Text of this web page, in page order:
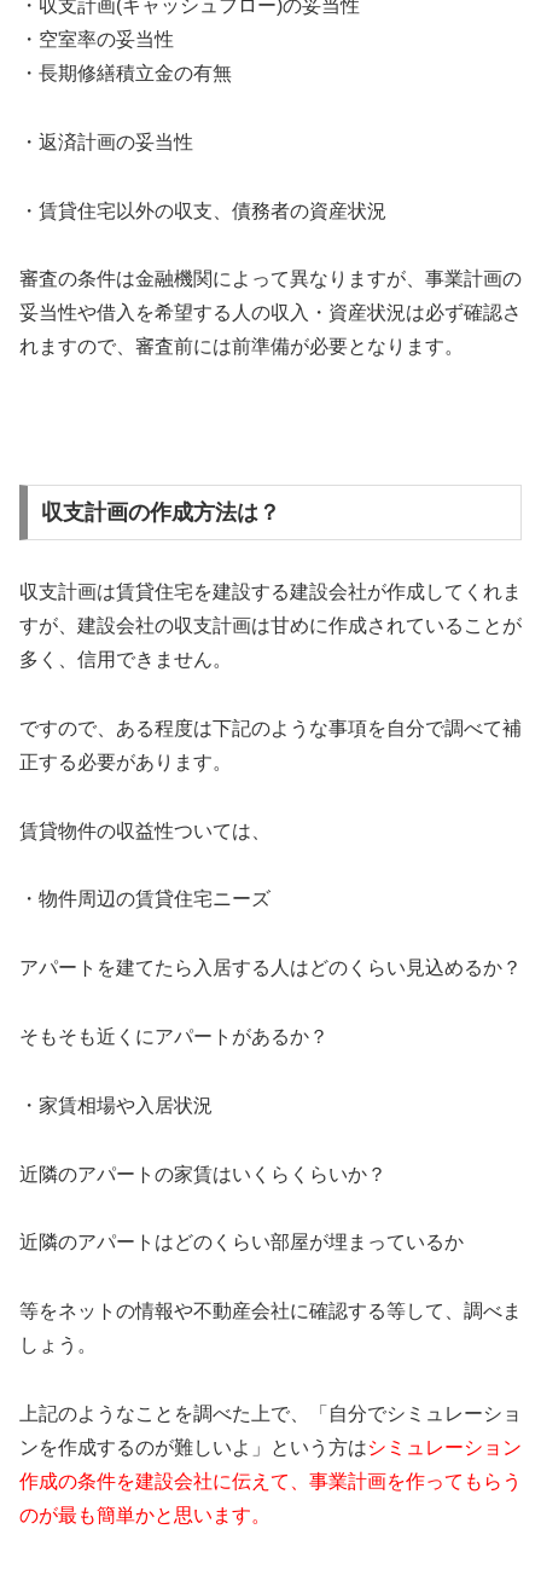
・収支計画(キャッシュフロー)の妥当性
・空室率の妥当性
・長期修繕積立金の有無
・返済計画の妥当性
・賃貸住宅以外の収支、債務者の資産状況
審査の条件は金融機関によって異なりますが、事業計画の
妥当性や借入を希望する人の収入・資産状況は必ず確認さ
れますので、審査前には前準備が必要となります。
収支計画の作成方法は？
収支計画は賃貸住宅を建設する建設会社が作成してくれま
すが、建設会社の収支計画は甘めに作成されていることが
多く、信用できません。
ですので、ある程度は下記のような事項を自分で調べて補
正する必要があります。
賃貸物件の収益性ついては、
・物件周辺の賃貸住宅ニーズ
アパートを建てたら入居する人はどのくらい見込めるか？
そもそも近くにアパートがあるか？
・家賃相場や入居状況
近隣のアパートの家賃はいくらくらいか？
近隣のアパートはどのくらい部屋が埋まっているか
等をネットの情報や不動産会社に確認する等して、調べま
しょう。
上記のようなことを調べた上で、「自分でシミュレーショ
ンを作成するのが難しいよ」という方はシミュレーション
作成の条件を建設会社に伝えて、事業計画を作ってもらう
のが最も簡単かと思います。